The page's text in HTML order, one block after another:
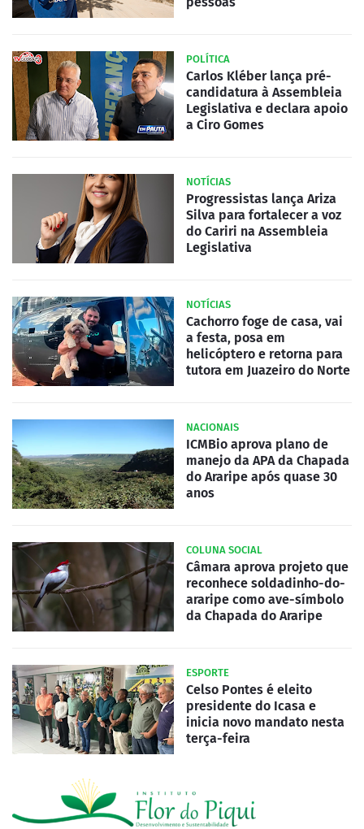
POLÍTICA
Carlos Kléber lança pré-
candidatura à Assembleia
Legislativa e declara apoio
a Ciro Gomes
NOTÍCIAS
Progressistas lança Ariza
Silva para fortalecer a voz
do Cariri na Assembleia
Legislativa
NOTÍCIAS
Cachorro foge de casa, vai
a festa, posa em
helicóptero e retorna para
tutora em Juazeiro do Norte
NACIONAIS
ICMBio aprova plano de
manejo da APA da Chapada
do Araripe após quase 30
anos
COLUNA SOCIAL
Câmara aprova projeto que
reconhece soldadinho-do-
araripe como ave-símbolo
da Chapada do Araripe
ESPORTE
Celso Pontes é eleito
presidente do Icasa e
inicia novo mandato nesta
terça-feira